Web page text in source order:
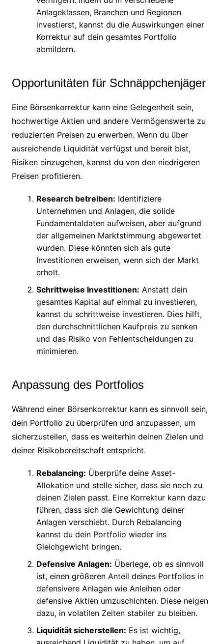
Anlageklassen, Branchen und Regionen
investierst, kannst du die Auswirkungen einer
Korrektur auf dein gesamtes Portfolio
abmildern.
Opportunitäten für Schnäppchenjäger
Eine Börsenkorrektur kann eine Gelegenheit sein,
hochwertige Aktien und andere Vermögenswerte zu
reduzierten Preisen zu erwerben. Wenn du über
ausreichende Liquidität verfügst und bereit bist,
Risiken einzugehen, kannst du von den niedrigeren
Preisen profitieren.
Research betreiben: Identifiziere
Unternehmen und Anlagen, die solide
Fundamentaldaten aufweisen, aber aufgrund
der allgemeinen Marktstimmung abgewertet
wurden. Diese könnten sich als gute
Investitionen erweisen, wenn sich der Markt
erholt.
Schrittweise Investitionen: Anstatt dein
gesamtes Kapital auf einmal zu investieren,
kannst du schrittweise investieren. Dies hilft,
den durchschnittlichen Kaufpreis zu senken
und das Risiko von Fehlentscheidungen zu
minimieren.
Anpassung des Portfolios
Während einer Börsenkorrektur kann es sinnvoll sein,
dein Portfolio zu überprüfen und anzupassen, um
sicherzustellen, dass es weiterhin deinen Zielen und
deiner Risikobereitschaft entspricht.
Rebalancing: Überprüfe deine Asset-
Allokation und stelle sicher, dass sie noch zu
deinen Zielen passt. Eine Korrektur kann dazu
führen, dass sich die Gewichtung deiner
Anlagen verschiebt. Durch Rebalancing
kannst du dein Portfolio wieder ins
Gleichgewicht bringen.
Defensive Anlagen: Überlege, ob es sinnvoll
ist, einen größeren Anteil deines Portfolios in
defensivere Anlagen wie Anleihen oder
defensive Aktien umzuschichten. Diese neigen
dazu, in volatilen Zeiten stabiler zu bleiben.
Liquidität sicherstellen: Es ist wichtig,